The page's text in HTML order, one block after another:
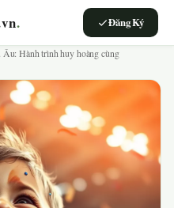
. Đăng Ký
Hành trình huy hoàng cùng